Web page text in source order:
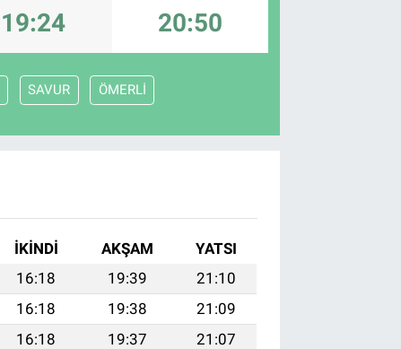
19:24 20:50
SAVUR ÖMERLİ
İKINDI AKŞAM
YATSI
16:18 19:39
21:10
16:18 19:38
21:09
16:18 19:37
21:07